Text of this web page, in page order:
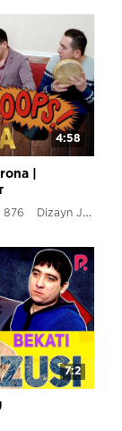
4:58
|
876 Dizayn Jamoasi
7:2